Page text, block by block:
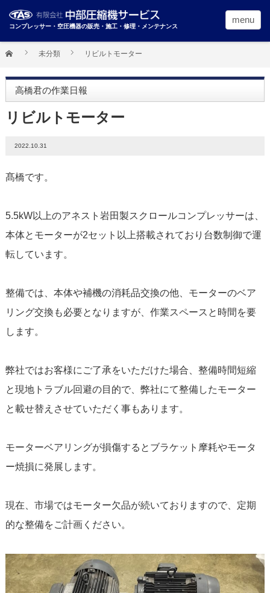
コンプレッサー・空圧機器の販売・施工・修理・メンテナンス
menu
未分類 リビルトモーター
高橋君の作業日報
リビルトモーター
2022.10.31
髙橋です。
5.5kW以上のアネスト岩田製スクロールコンプレッサーは、
本体とモーターが2セット以上搭載されており台数制御で運
転しています。
整備では、本体や補機の消耗品交換の他、モーターのベア
リング交換も必要となりますが、作業スペースと時間を要
します。
弊社ではお客様にご了承をいただけた場合、整備時間短縮
と現地トラブル回避の目的で、弊社にて整備したモーター
と載せ替えさせていただく事もあります。
モーターベアリングが損傷するとブラケット摩耗やモータ
ー焼損に発展します。
現在、市場ではモーター欠品が続いておりますので、定期
的な整備をご計画ください。